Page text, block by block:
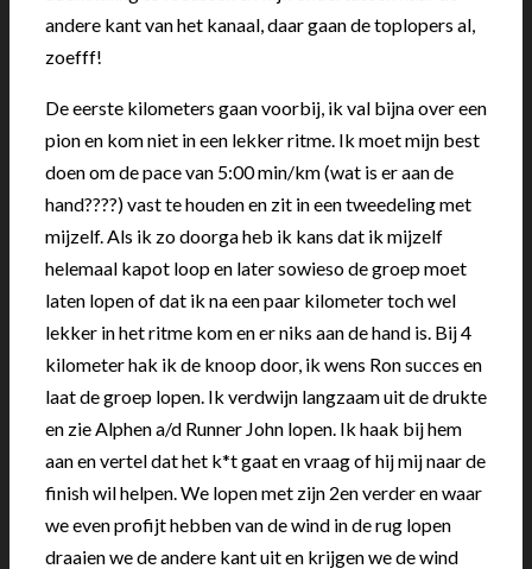
andere kant van het kanaal, daar gaan de toplopers al,
zoefff!
De eerste kilometers gaan voorbij, ik val bijna over een
pion en kom niet in een lekker ritme. Ik moet mijn best
doen om de pace van 5:00 min/km (wat is er aan de
hand????) vast te houden en zit in een tweedeling met
mijzelf. Als ik zo doorga heb ik kans dat ik mijzelf
helemaal kapot loop en later sowieso de groep moet
laten lopen of dat ik na een paar kilometer toch wel
lekker in het ritme kom en er niks aan de hand is. Bij 4
kilometer hak ik de knoop door, ik wens Ron succes en
laat de groep lopen. Ik verdwijn langzaam uit de drukte
en zie Alphen a/d Runner John lopen. Ik haak bij hem
aan en vertel dat het k*t gaat en vraag of hij mij naar de
finish wil helpen. We lopen met zijn 2en verder en waar
we even profijt hebben van de wind in de rug lopen
draaien we de andere kant uit en krijgen we de wind